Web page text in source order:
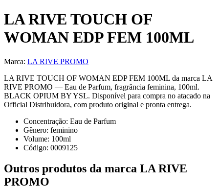
LA RIVE TOUCH OF
WOMAN EDP FEM 100ML
Marca: LA RIVE PROMO
LA RIVE TOUCH OF WOMAN EDP FEM 100ML da marca LA
RIVE PROMO — Eau de Parfum, fragrância feminina, 100ml.
BLACK OPIUM BY YSL. Disponível para compra no atacado na
Official Distribuidora, com produto original e pronta entrega.
Concentração: Eau de Parfum
Gênero: feminino
Volume: 100ml
Código: 0009125
Outros produtos da marca LA RIVE
PROMO